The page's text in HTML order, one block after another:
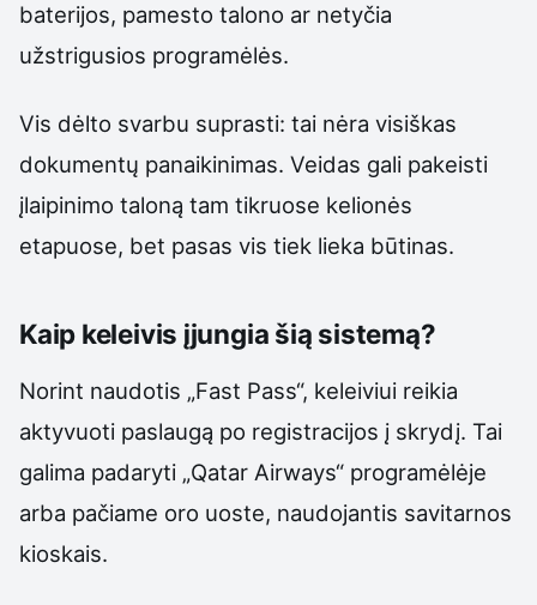
baterijos, pamesto talono ar netyčia
užstrigusios programėlės.
Vis dėlto svarbu suprasti: tai nėra visiškas
dokumentų panaikinimas. Veidas gali pakeisti
įlaipinimo taloną tam tikruose kelionės
etapuose, bet pasas vis tiek lieka būtinas.
Kaip keleivis įjungia šią sistemą?
Norint naudotis „Fast Pass“, keleiviui reikia
aktyvuoti paslaugą po registracijos į skrydį. Tai
galima padaryti „Qatar Airways“ programėlėje
arba pačiame oro uoste, naudojantis savitarnos
kioskais.